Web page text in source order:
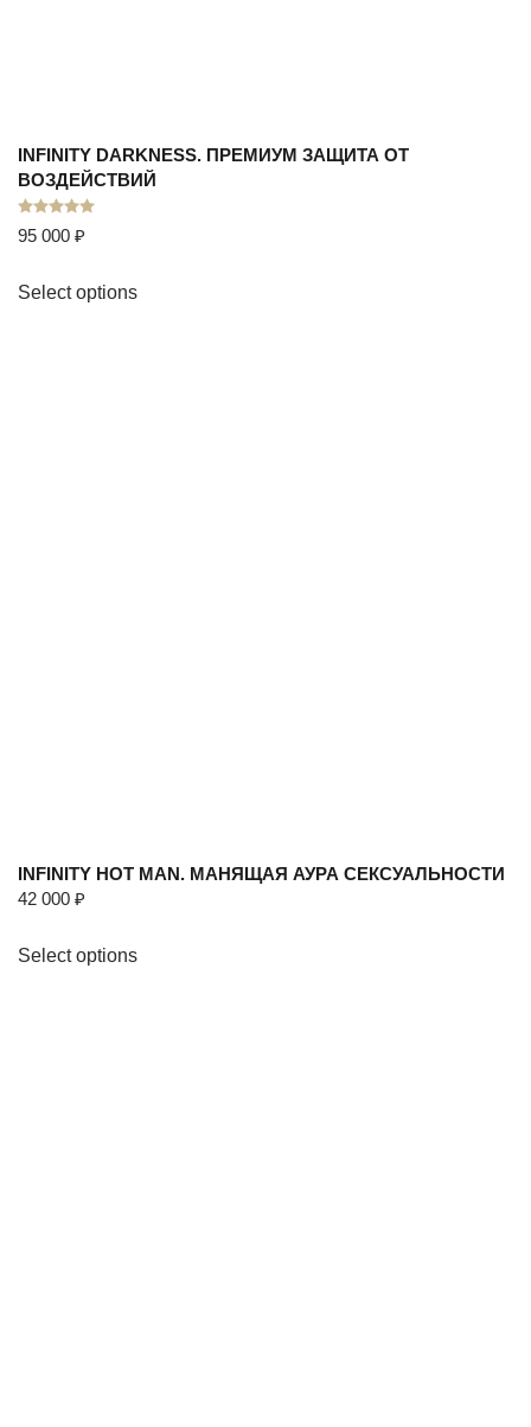
INFINITY DARKNESS. ПРЕМИУМ ЗАЩИТА ОТ
ВОЗДЕЙСТВИЙ
95 000 ₽
Select options
INFINITY HOT MAN. МАНЯЩАЯ АУРА СЕКСУАЛЬНОСТИ
42 000 ₽
Select options